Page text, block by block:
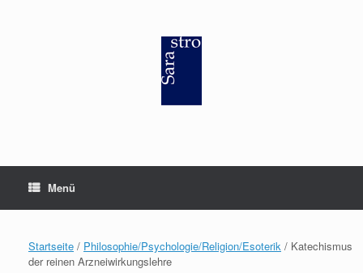
Menü
Startseite / Philosophie/Psychologie/Religion/Esoterik / Katechismus
der reinen Arzneiwirkungslehre